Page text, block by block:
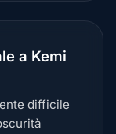
a Kemi
difficile